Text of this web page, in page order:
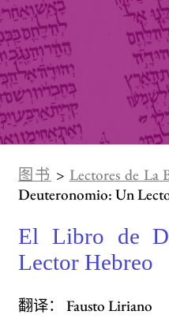
图书 > Lectores de La
Deuteronomio: Un
El Libro de
Lector Hebreo
翻译： Fausto Liriano